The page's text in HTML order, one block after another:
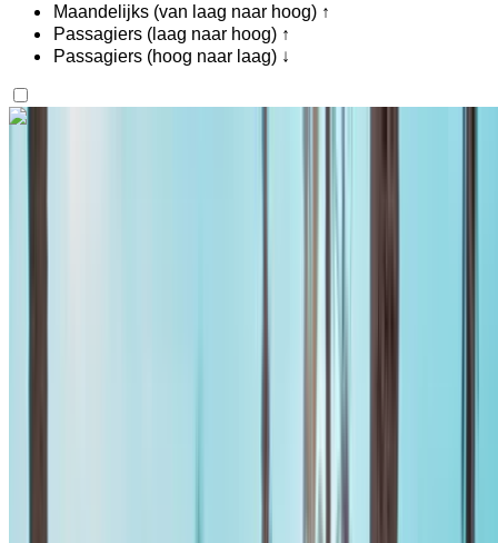
Maandelijks (van laag naar hoog) ↑
Passagiers (laag naar hoog) ↑
Passagiers (hoog naar laag) ↓
Vind je het leuk wat je ziet?